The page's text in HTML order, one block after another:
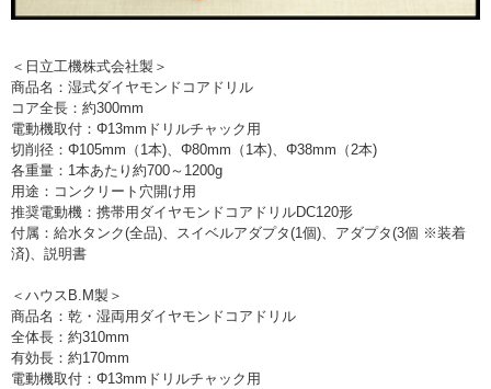
＜日立工機株式会社製＞
商品名：湿式ダイヤモンドコアドリル
コア全長：約300mm
電動機取付：Φ13mmドリルチャック用
切削径：Φ105mm（1本)、Φ80mm（1本)、Φ38mm（2本)
各重量：1本あたり約700～1200g
用途：コンクリート穴開け用
推奨電動機：携帯用ダイヤモンドコアドリルDC120形
付属：給水タンク(全品)、スイベルアダプタ(1個)、アダプタ(3個 ※装着
済)、説明書
＜ハウスB.M製＞
商品名：乾・湿両用ダイヤモンドコアドリル
全体長：約310mm
有効長：約170mm
電動機取付：Φ13mmドリルチャック用
> 新着情報
> プライバシーポリシー